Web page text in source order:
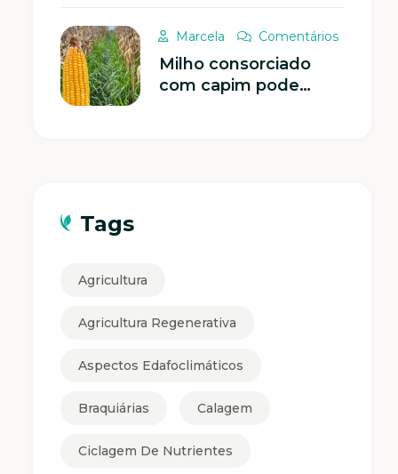
planejamento
forrageiro se torna
estratégia eficaz na
pecuária
Marcela Comentários
Milho consorciado
com capim pode
Tags
Agricultura
Agricultura Regenerativa
Aspectos Edafoclimáticos
Braquiárias Calagem
Ciclagem De Nutrientes